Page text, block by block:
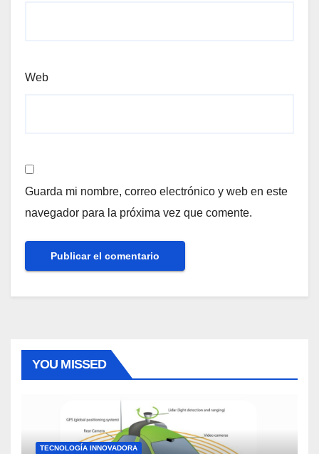
Web
Guarda mi nombre, correo electrónico y web en este
navegador para la próxima vez que comente.
YOU MISSED
TECNOLOGÍA INNOVADORA